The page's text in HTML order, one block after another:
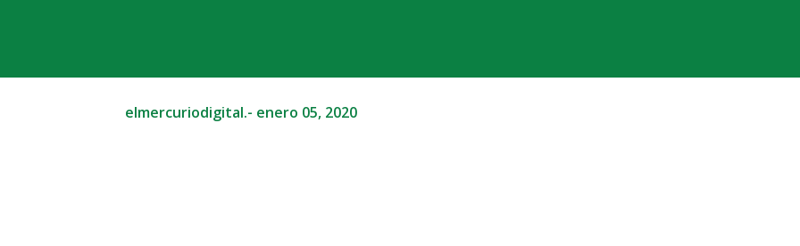
elmercuriodigital.- enero 05, 2020